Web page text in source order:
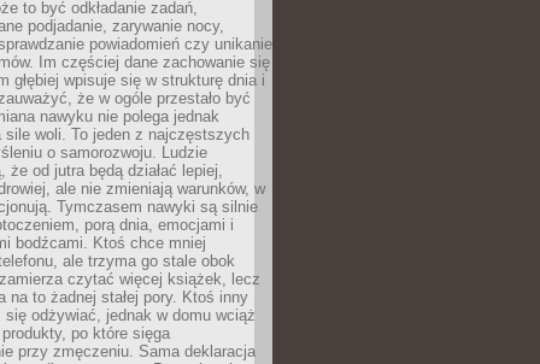
to być odkładanie zadań,
podjadanie, zarywanie nocy,
powiadomień czy unikanie
Im częściej dane zachowanie się
głębiej wpisuje się w strukturę dnia i
że w ogóle przestało być
nawyku nie polega jednak
sile woli. To jeden z najczęstszych
o samorozwoju. Ludzie
że od jutra będą działać lepiej,
ale nie zmieniają warunków, w
Tymczasem nawyki są silnie
porą dnia, emocjami i
bodźcami. Ktoś chce mniej
ale trzyma go stale obok
czytać więcej książek, lecz
na to żadnej stałej pory. Ktoś inny
się odżywiać, jednak w domu wciąż
po które sięga
przy zmęczeniu. Sama deklaracja